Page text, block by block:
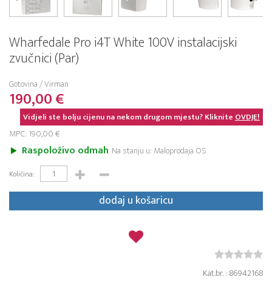
Wharfedale Pro i4T White 100V instalacijski
zvučnici (Par)
Gotovina / Virman
190,00 €
Vidjeli ste bolju cijenu na nekom drugom mjestu? KlikniteOVDJE!
MPC: 190,00 €
Raspoloživo odmah Na stanju u: Maloprodaja OS
Količina:
dodaj u košaricu
Kat.br. : 86942168